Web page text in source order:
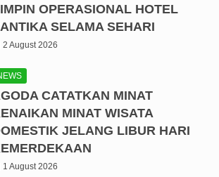
OPERASIONAL HOTEL
SELAMA SEHARI
2 August 2026
CATATKAN MINAT
MINAT WISATA
JELANG LIBUR HARI
1 August 2026